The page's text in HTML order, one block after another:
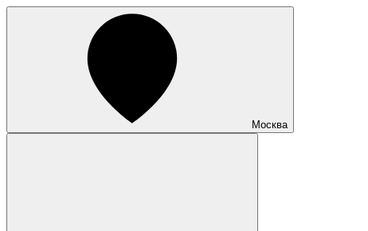
Москва